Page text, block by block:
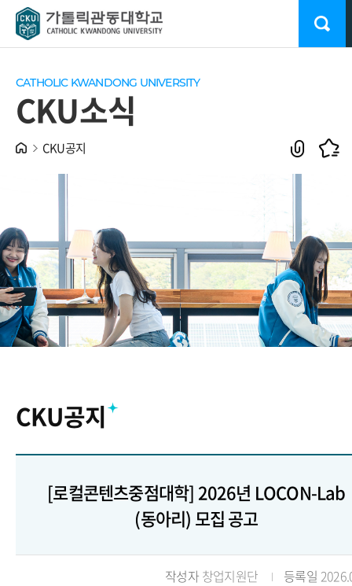
CATHOLIC KWANDONG UNIVERSITY
CKU소식
CKU공지
CKU공지
[로컬콘텐츠중점대학] 2026년 LOCON-Lab
(동아리) 모집 공고
작성자 창업지원단 등록일